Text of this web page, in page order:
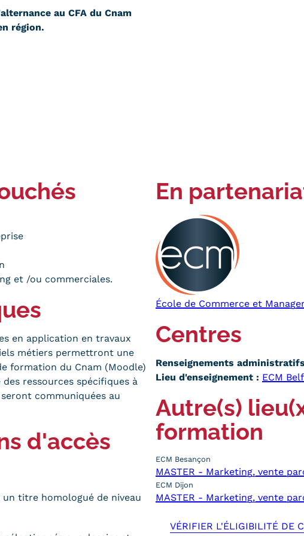
au CFA du Cnam
région.
et /ou commerciales.
en application en travaux
métiers permettront une
formation du Cnam (Moodle)
ressources spécifiques à
communiquées au
d'accès
titre homologué de niveau
En
École de Commerce et
Centres
Renseignements
Lieu d'enseignement : ECM
Autre(s)
formation
ECM Besançon
MASTER - Marketing, vente
ECM Dijon
MASTER - Marketing, vente
VÉRIFIER L'ÉLIGIBILITÉ DE